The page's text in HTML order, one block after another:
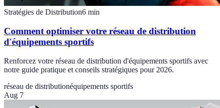
Stratégies de Distribution6 min
Comment optimiser votre réseau de distribution
d'équipements sportifs
Renforcez votre réseau de distribution d'équipements sportifs avec
notre guide pratique et conseils stratégiques pour 2026.
réseau de distributionéquipements sportifs
Aug 7